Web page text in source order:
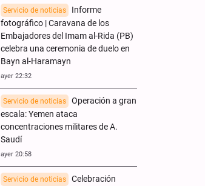
Servicio de noticias
Informe
fotográfico | Caravana de los
Embajadores del Imam al-Rida (PB)
celebra una ceremonia de duelo en
Bayn al-Haramayn
ayer 22:32
Servicio de noticias
Operación a gran
escala: Yemen ataca
concentraciones militares de A.
Saudí
ayer 20:58
Servicio de noticias
Celebración